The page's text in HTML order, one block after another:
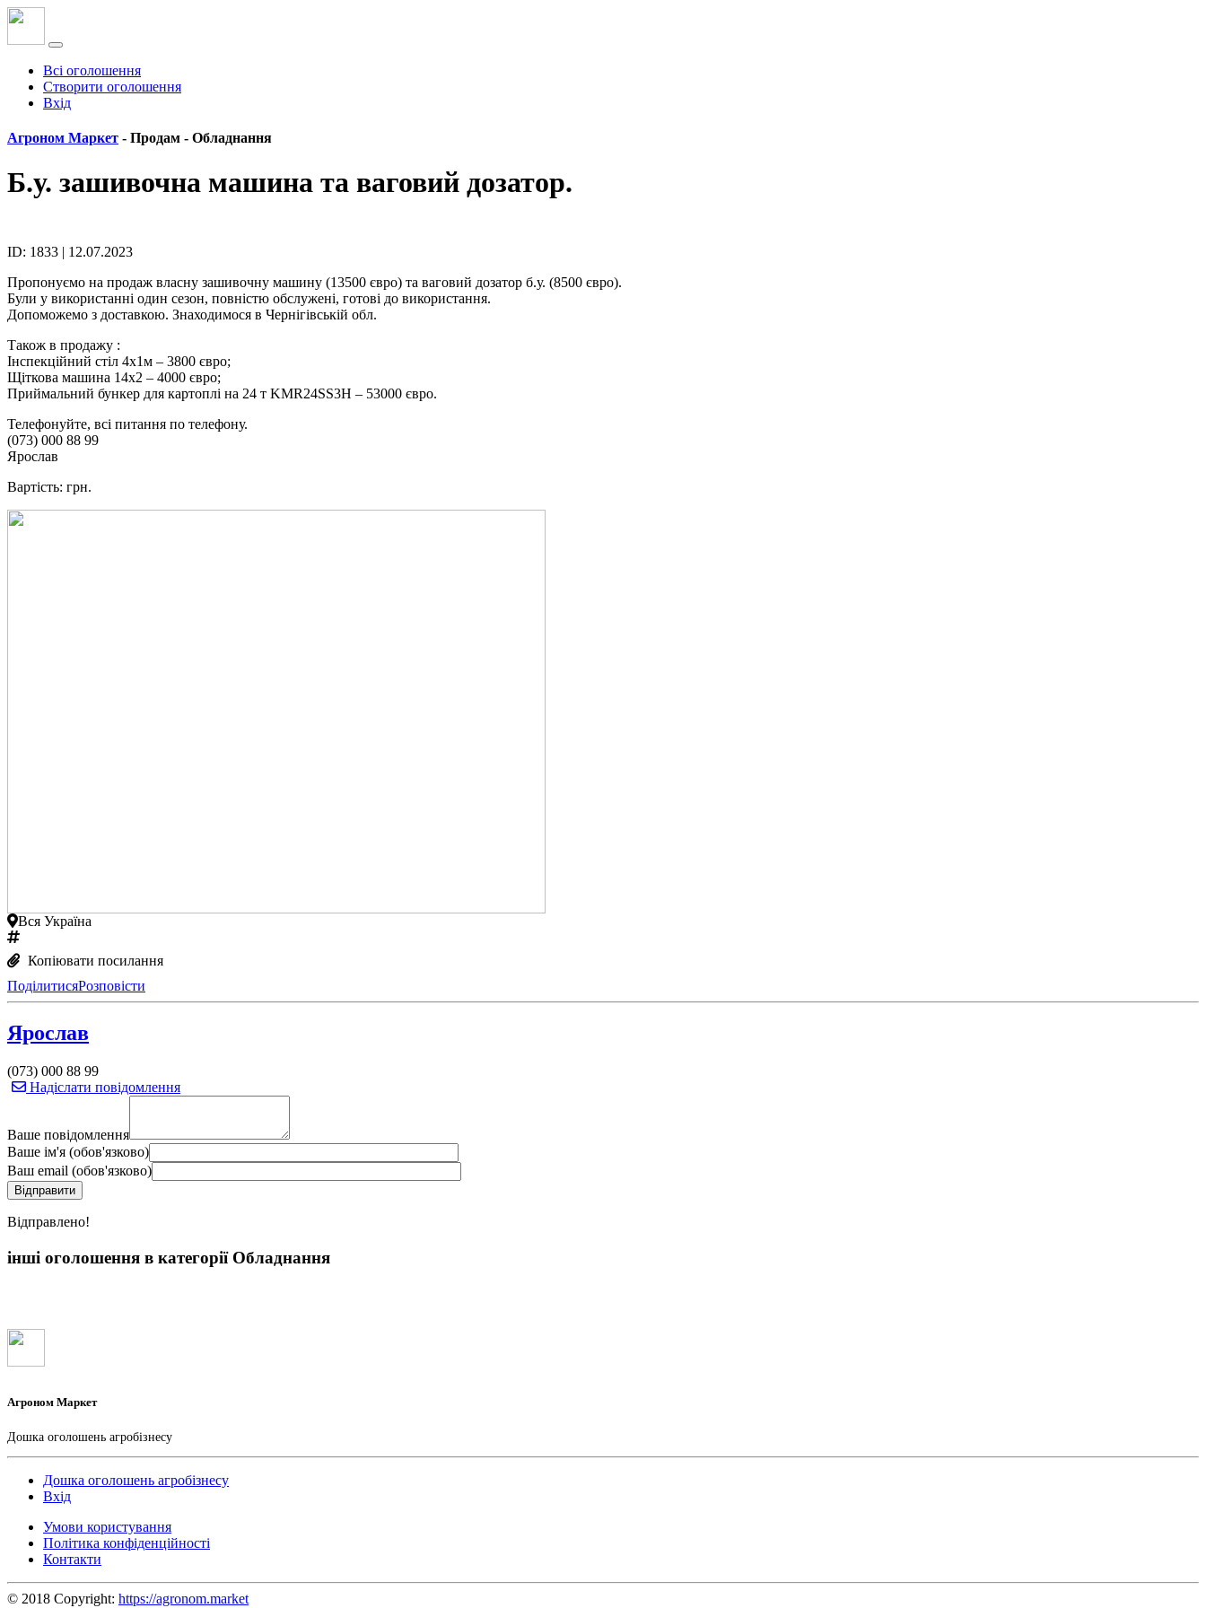
Всі оголошення
Створити оголошення
Вхід
Агроном Маркет - Продам - Обладнання
Б.у. зашивочна машина та ваговий дозатор.
ID: 1833 | 12.07.2023
Пропонуємо на продаж власну зашивочну машину (13500 євро) та ваговий дозатор б.у. (8500 євро).
Були у використанні один сезон, повністю обслужені, готові до використання.
Допоможемо з доставкою. Знаходимося в Чернігівській обл.
Також в продажу :
Інспекційний стіл 4х1м – 3800 євро;
Щіткова машина 14х2 – 4000 євро;
Приймальний бункер для картоплі на 24 т KMR24SS3H – 53000 євро.
Телефонуйте, всі питання по телефону.
(073) 000 88 99
Ярослав
Вартість: грн.
Вся Україна
Копіювати посилання
ПоділитисяРозповісти
Ярослав
(073) 000 88 99
Надіслати повідомлення
Ваше повідомлення
Ваше ім'я (обов'язково)
Ваш email (обов'язково)
Вiдправлено!
інші оголошення в категорії Обладнання
Агроном Маркет
Дошка оголошень агробізнесу
Дошка оголошень агробізнесу
Вхід
Умови користування
Політика конфіденційності
Контакти
© 2018 Copyright: https://agronom.market